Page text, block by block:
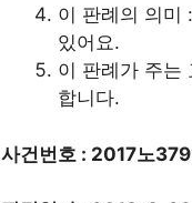
이 판례의 의미
있어요.
이 판례가 주는
합니다.
사건번호 : 2017노